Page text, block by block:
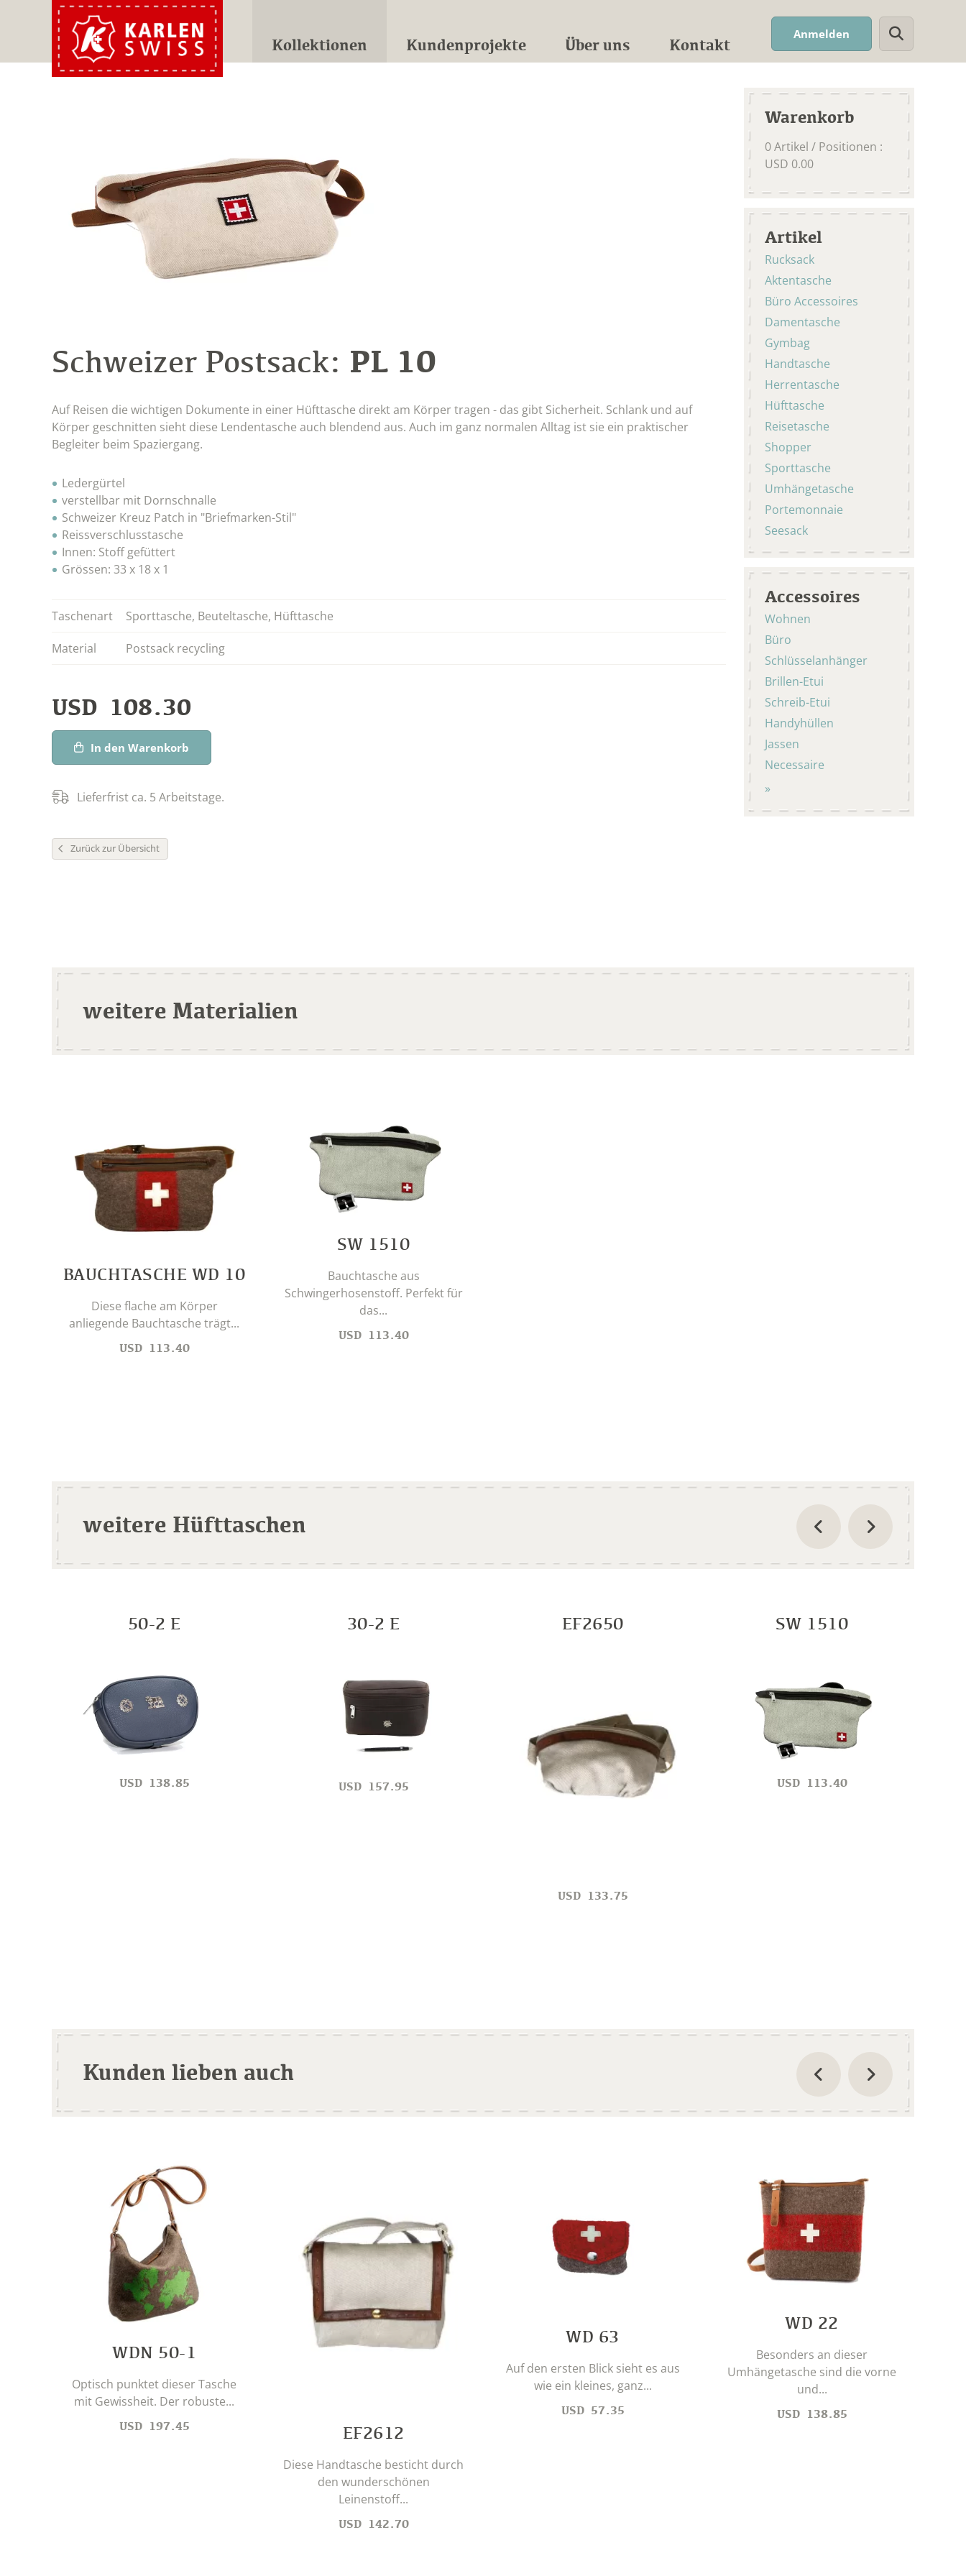
Kollektionen Kundenprojekte Über uns Kontakt
Anmelden Suchwort
Warenkorb
0Artikel / Positionen :
USD 0.00
Artikel
Rucksack
Aktentasche
Büro Accessoires
Damentasche
Gymbag
Handtasche
Herrentasche
Hüfttasche
Reisetasche
Shopper
Sporttasche
Umhängetasche
Portemonnaie
Seesack
Accessoires
Wohnen
Büro
Schlüsselanhänger
Brillen-Etui
Schreib-Etui
Handyhüllen
Jassen
Necessaire
Schweizer Postsack: PL 10
Auf Reisen die wichtigen Dokumente in einer Hüfttasche direkt am Körper tragen - das gibt Sicherheit. Schlank und auf
Körper geschnitten sieht diese Lendentasche auch blendend aus. Auch im ganz normalen Alltag ist sie ein praktischer
Begleiter beim Spaziergang.
Ledergürtel
verstellbar mit Dornschnalle
Schweizer Kreuz Patch in "Briefmarken-Stil"
Reissverschlusstasche
Innen: Stoff gefüttert
Grössen: 33 x 18 x 1
Taschenart Sporttasche, Beuteltasche, Hüfttasche
Material Postsack recycling
USD 108.30
In den Warenkorb
Lieferfrist ca. 5 Arbeitstage.
Zurück zur Übersicht
weitere Materialien
BAUCHTASCHE WD 10
Diese flache am Körper
anliegende Bauchtasche trägt...
USD 113.40
SW 1510
Bauchtasche aus
Schwingerhosenstoff. Perfekt für
das...
USD 113.40
weitere Hüfttaschen
50-2 E
USD 138.85
30-2 E
USD 157.95
EF2650
USD 133.75
SW 1510
USD 113.40
Kunden lieben auch
WDN 50-1
Optisch punktet dieser Tasche
mit Gewissheit. Der robuste...
USD 197.45 EF2612
Diese Handtasche besticht durch
den wunderschönen
Leinenstoff...
USD 142.70
WD 63
Auf den ersten Blick sieht es aus
wie ein kleines, ganz...
USD 57.35
WD 22
Besonders an dieser
Umhängetasche sind die vorne
und...
USD 138.85